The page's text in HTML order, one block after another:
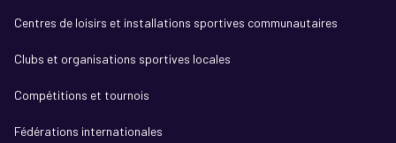
Centres de loisirs et installations sportives communautaires
Clubs et organisations sportives locales
Compétitions et tournois
Fédérations internationales